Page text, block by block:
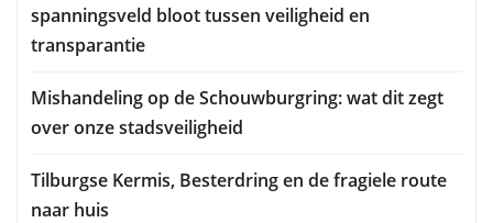
spanningsveld bloot tussen veiligheid en
transparantie
Mishandeling op de Schouwburgring: wat dit zegt
over onze stadsveiligheid
Tilburgse Kermis, Besterdring en de fragiele route
naar huis